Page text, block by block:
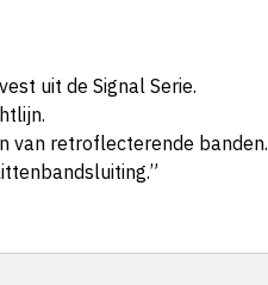
uit de Signal Serie.
van retroflecterende banden.